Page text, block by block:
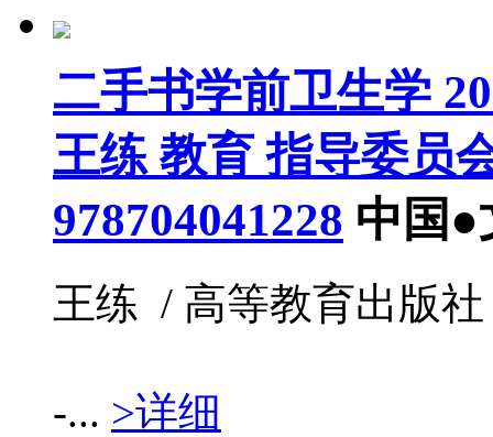
二手书学前卫生学
王练 教育 指导委员
978704041228 中国●
王练 / 高等教育出版
-... >详细